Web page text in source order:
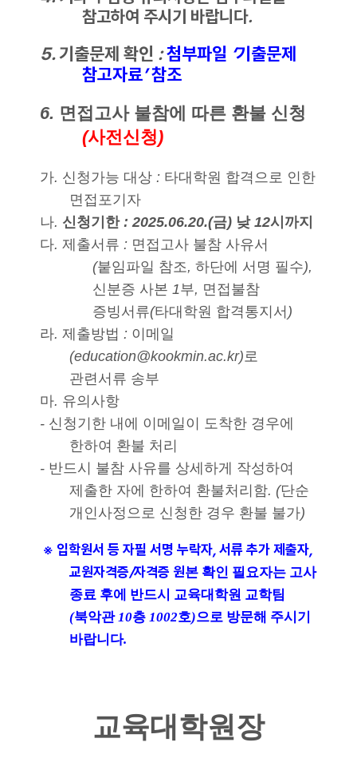
참고하여 주시기 바랍니다.
5.기출문제 확인 :첨부파일 ‘기출문제
참고자료’참조
6. 면접고사 불참에 따른 환불 신청
(사전신청)
가. 신청가능 대상: 타대학원 합격으로 인한
면접포기자
나. 신청기한: 2025.06.20.(금) 낮12시까지
다.제출서류: 면접고사 불참 사유서
(붙임파일 참조, 하단에 서명 필수),
신분증 사본 1부, 면접불참
증빙서류(타대학원 합격통지서 )
라.제출방법: 이메일
(education@kookmin.ac.kr)로
관련서류 송부
마. 유의사항
- 신청기한 내에 이메일이 도착한 경우에
한하여 환불 처리
- 반드시 불참 사유를 상세하게 작성하여
제출한 자에 한하여 환불처리함. (단순
개인사정으로 신청한 경우 환불 불가)
※ 입학원서 등 자필 서명 누락자,서류 추가 제출자,
교원자격증/자격증 원본 확인 필요자는 고사
종료 후에 반드시 교육대학원 교학팀
(북악관10층 1002호)으로 방문해 주시기
바랍니다.
교육대학원장